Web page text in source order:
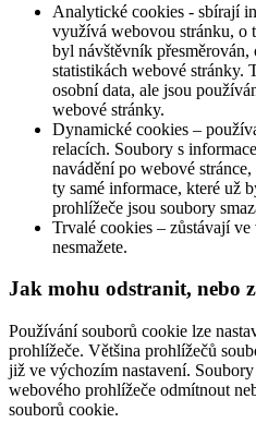
Analytické cookies - sbírají
využívá webovou stránku, o
byl návštěvník přesměrován,
statistikách webové stránky.
osobní data, ale jsou
webové stránky.
Dynamické cookies –
relacích. Soubory s
navádění po webové
ty samé informace, které už
prohlížeče jsou soubory
Trvalé cookies – zůstávají
nesmažete.
Jak mohu odstranit, nebo
Používání souborů cookie lze
prohlížeče. Většina prohlížečů
již ve výchozím nastavení.
webového prohlížeče odmítnout
souborů cookie.